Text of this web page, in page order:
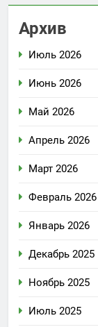
Архив
Июль 2026
Июнь 2026
Май 2026
Апрель 2026
Март 2026
Февраль 2026
Январь 2026
Декабрь 2025
Ноябрь 2025
Июль 2025